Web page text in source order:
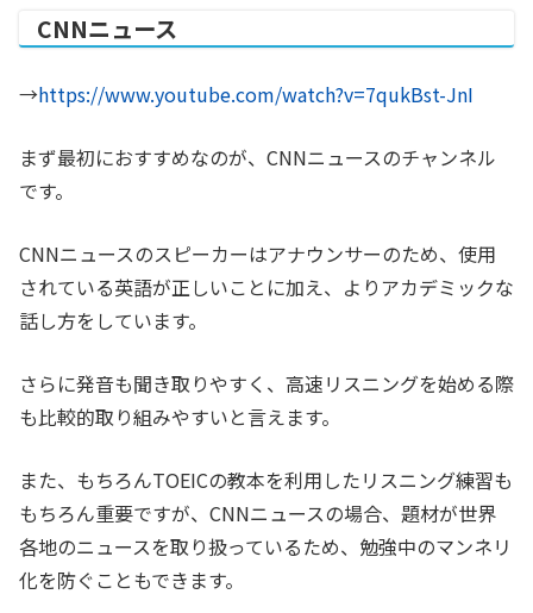
CNNニュース
→https://www.youtube.com/watch?v=7qukBst-JnI
まず最初におすすめなのが、CNNニュースのチャンネル
です。
CNNニュースのスピーカーはアナウンサーのため、使用
されている英語が正しいことに加え、よりアカデミックな
話し方をしています。
さらに発音も聞き取りやすく、高速リスニングを始める際
も比較的取り組みやすいと言えます。
また、もちろんTOEICの教本を利用したリスニング練習も
もちろん重要ですが、CNNニュースの場合、題材が世界
各地のニュースを取り扱っているため、勉強中のマンネリ
化を防ぐこともできます。